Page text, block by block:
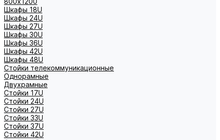
Шкафы 18U
Шкафы 24U
Шкафы 27U
Шкафы 30U
Шкафы 36U
Шкафы 42U
Шкафы 48U
Стойки телекоммуникационные
Однорамные
Двухрамные
Стойки 17U
Стойки 24U
Стойки 27U
Стойки 33U
Стойки 37U
Стойки 42U